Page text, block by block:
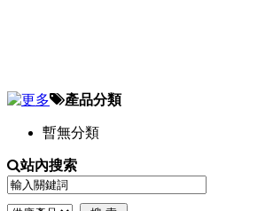
產品分類
暫無分類
站內搜索